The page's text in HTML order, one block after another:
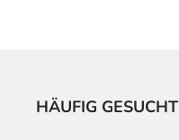
HÄUFIG GESUCHT